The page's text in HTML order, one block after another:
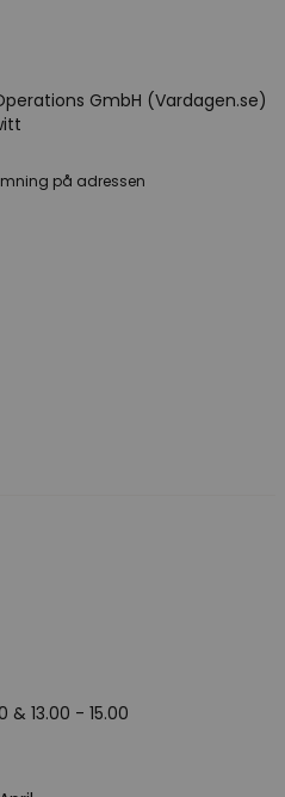
GmbH (Vardagen.se)
på adressen
& 13.00 - 15.00